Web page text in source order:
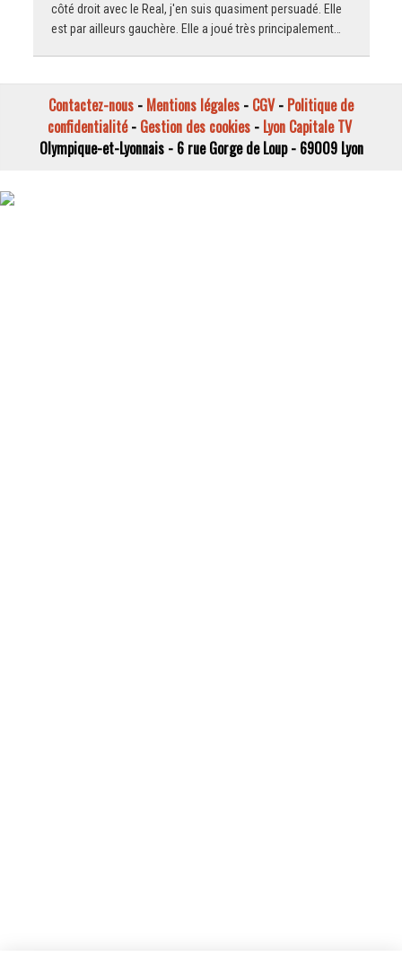
côté droit avec le Real, j'en suis quasiment persuadé. Elle
est par ailleurs gauchère. Elle a joué très principalement…
Contactez-nous - Mentions légales - CGV- Politique de
confidentialité- Gestion des cookies- Lyon Capitale TV
Olympique-et-Lyonnais - 6 rue Gorge de Loup - 69009 Lyon